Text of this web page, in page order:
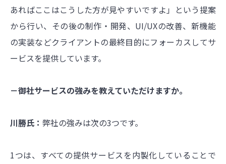
あればここはこうした方が見やすいですよ」という提案
から行い、その後の制作・開発、UI/UXの改善、新機能
の実装などクライアントの最終目的にフォーカスしてサ
ービスを提供しています。
－御社サービスの強みを教えていただけますか。
川勝氏： 弊社の強みは次の3つです。
1つは、すべての提供サービスを内製化していることで